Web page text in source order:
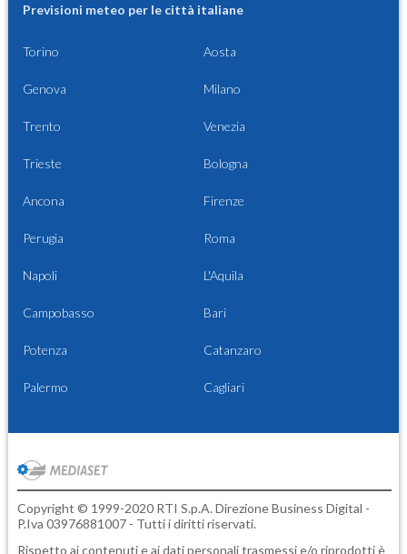
Previsioni meteo per le città italiane
Torino Aosta
Genova Milano
Trento Venezia
Trieste Bologna
Ancona Firenze
Perugia Roma
Napoli L'Aquila
Campobasso Bari
Potenza Catanzaro
Palermo Cagliari
Copyright © 1999-2020 RTI S.p.A. Direzione Business Digital -
P.Iva 03976881007 - Tutti i diritti riservati.
Rispetto ai contenuti e ai dati personali trasmessi e/o riprodotti è